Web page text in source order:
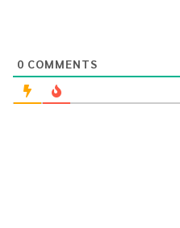
0 COMMENTS